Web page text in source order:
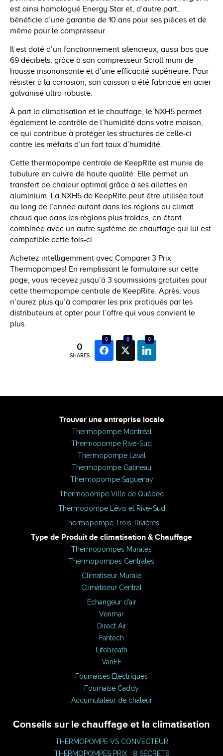
est ainsi homologué Energy Star et, d’autre part,
bénéficie d’une garantie de 10 ans pour ses pièces et de
même pour le compresseur.
Il est doté d’un fonctionnement silencieux, aussi bas que
69 décibels, grâce à son compresseur Scroll muni de
housse insonorisante et d’une efficacité supérieure. Pour
résister à la corrosion, son caisson a été fabriqué en acier
galvanisé ultra-robuste.
À part la climatisation et le chauffage, le NXH5 permet
également le contrôle de l’humidité dans votre maison,
ce qui contribue à protéger les structures de celle-ci
contre les méfaits d’un fort taux d’humidité.
Cette thermopompe centrale de KeepRite est munie de
tubulure en cuivre de haute qualité. Elle permet un
transfert de chaleur optimal grâce à ses ailettes en
aluminium. La NXH5 de KeepRite peut être utilisée tout
au long de l’année autant dans les régions au climat
chaud que dans les régions plus froides, en étant
combinée avec un autre système de chauffage qui lui est
compatible cette fois-ci.
Achetez intelligemment avec Comparer 3 Prix
Thermopompes! En remplissant le formulaire sur cette
page, vous recevez jusqu’à 3 soumissions gratuites pour
cette thermopompe centrale de KeepRite. Après, vous
n’aurez plus qu’à comparer les prix pratiqués par les
distributeurs et opter pour l’offre qui vous convient le
plus.
0
SHARES
0 0 0
Trouver une entreprise locale
Thermopompe Montréal
Thermopompe Rive-Sud
Thermopompe Laval
Thermopompe Gatineau
Thermopompe Saguenay
Thermopompe Ville de Québec
Thermopompe Lévis et Rive-Sud
Thermopompe Trois-Rivières
Type de Produit de climatisation & Chauffage
Thermopompes Murales
Thermopompes Centrales
Climatiseur Murale
Climatiseur Central
Échangeur d’air
Venmar
Direct Air
Fantech
Lifebreath
VanEE
Fournaises Électriques
Fournaise Caddy
Accumulateur de chaleur
Conseils sur le chauffage et la climatisation
THERMOPOMPE VS CONVECTEUR
THERMOPOMPES PRIX : 8 SECRETS